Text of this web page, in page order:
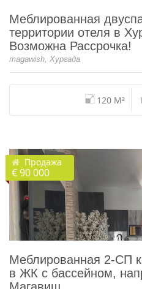
Меблированная
территории отеля в
Возможна Рассрочка!
magawish, Хургада
120 M²
Продажа
€ 90 000
Меблированная 2-СП
в ЖК с бассейном,